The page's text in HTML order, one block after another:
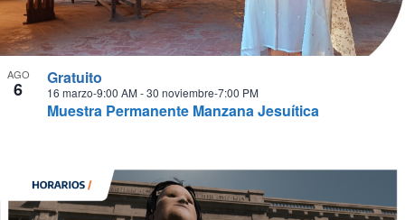
AGO
6
Muestra Permanente Manzana Jesuítica
16 marzo-9:00 AM-30 noviembre-7:00 PM
Gratuito